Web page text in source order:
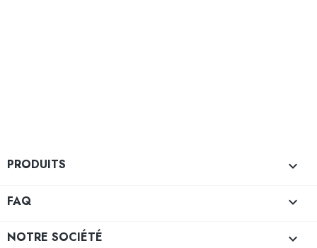
PRODUITS 
FAQ 
NOTRE SOCIÉTÉ 